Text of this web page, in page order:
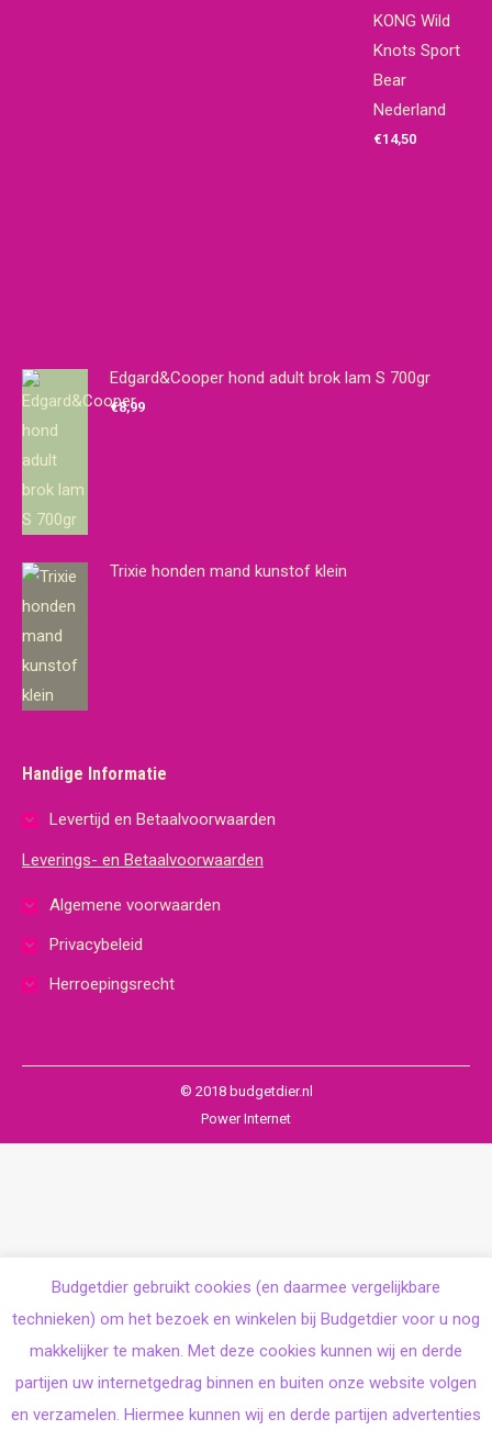
KONG Wild
Knots Sport
Bear
Nederland
€14,50
Edgard&Cooper hond adult brok lam S 700gr
€8,99
Trixie honden mand kunstof klein
Handige Informatie
Levertijd en Betaalvoorwaarden
Leverings- en Betaalvoorwaarden
Algemene voorwaarden
Privacybeleid
Herroepingsrecht
© 2018 budgetdier.nl
Power Internet
Budgetdier gebruikt cookies (en daarmee vergelijkbare
technieken) om het bezoek en winkelen bij Budgetdier voor u nog
makkelijker te maken. Met deze cookies kunnen wij en derde
partijen uw internetgedrag binnen en buiten onze website volgen
en verzamelen. Hiermee kunnen wij en derde partijen advertenties